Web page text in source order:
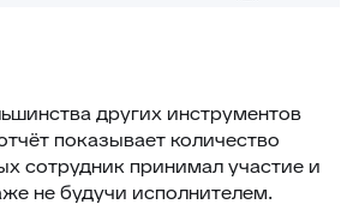
других инструментов
показывает количество
сотрудник принимал участие и
не будучи исполнителем.